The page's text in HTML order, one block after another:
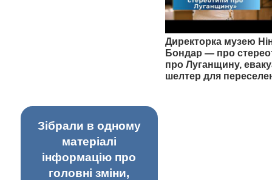
Директорка музею
Бондар — про
про Луганщину,
шелтер для
Зібрали в одному
матеріалі
інформацію про
головні зміни,